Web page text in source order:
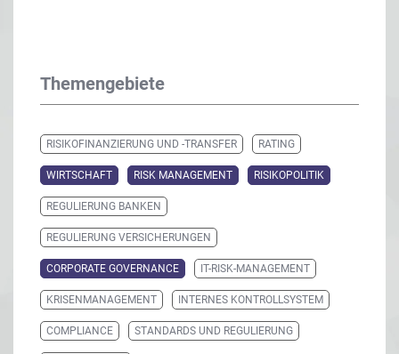
Themengebiete
RISIKOFINANZIERUNG UND -TRANSFER RATING
WIRTSCHAFT RISK MANAGEMENT RISIKOPOLITIK
REGULIERUNG BANKEN
REGULIERUNG VERSICHERUNGEN
CORPORATE GOVERNANCE IT-RISK-MANAGEMENT
KRISENMANAGEMENT INTERNES KONTROLLSYSTEM
COMPLIANCE STANDARDS UND REGULIERUNG